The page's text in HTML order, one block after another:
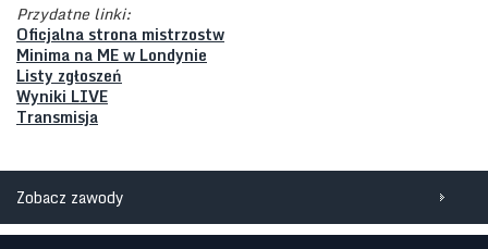
Przydatne linki:
Oficjalna strona mistrzostw
Minima na ME w Londynie
Listy zgłoszeń
Wyniki LIVE
Transmisja
Zobacz zawody